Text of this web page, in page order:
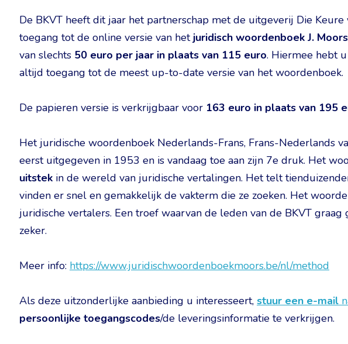
De BKVT heeft dit jaar het partnerschap met de uitgeverij Die
toegang tot de online versie van hetjuridisch woordenboek J.
van slechts 50 euro per jaar in plaats van 115 euro. Hiermee hebt
altijd toegang tot de meest up-to-date versie van het woordenboek.
De papieren versie is verkrijgbaar voor 163 euro in plaats van 195
Het juridische woordenboek Nederlands-Frans, Frans-Nederlands
eerst uitgegeven in 1953 en is vandaag toe aan zijn 7e druk. Het
uitstek in de wereld van juridische vertalingen. Het telt
vinden er snel en gemakkelijk de vakterm die ze zoeken. Het
juridische vertalers. Een troef waarvan de leden van de BKVT
zeker.
Meer info: https://www.juridischwoordenboekmoors.be/nl/method
Als deze uitzonderlijke aanbieding u interesseert, stuur een e-mail
persoonlijke toegangscodes/de leveringsinformatie te verkrijgen.